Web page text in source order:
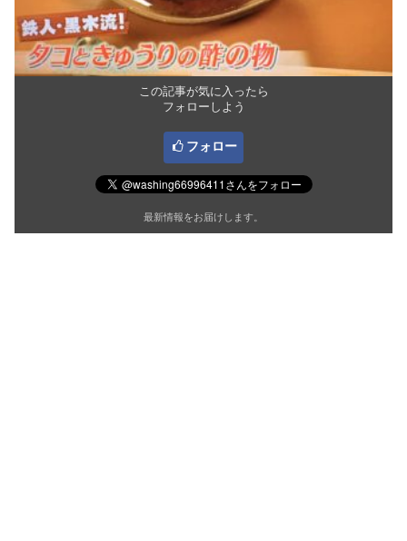
この記事が気に入ったら
フォローしよう
フォロー
最新情報をお届けします。